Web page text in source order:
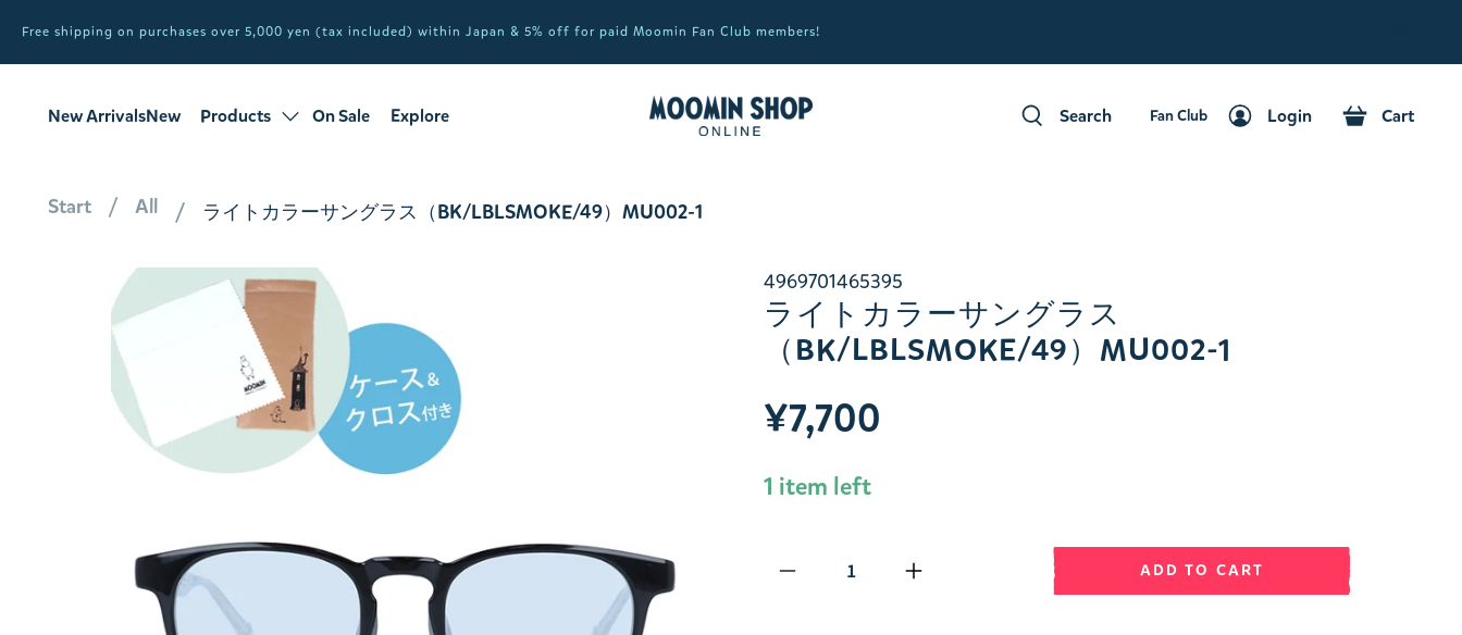
Free shipping on purchases over 5,000 yen (tax included) within Japan & 5% off for paid Moomin Fan Club members!
New ArrivalsNew
Products
On Sale
Explore
Search
Fan Club
Login
Cart
Start All ライトカラーサングラス（BK/LBLSMOKE/49）MU002-1
4969701465395
ライトカラーサングラス
（BK/LBLSMOKE/49）MU002-1
¥7,700
1 item left
ADD TO CART